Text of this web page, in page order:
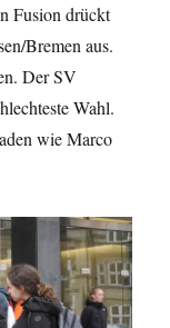
Fusion drückt
Bremen aus.
Der SV
Wahl.
wie Marco